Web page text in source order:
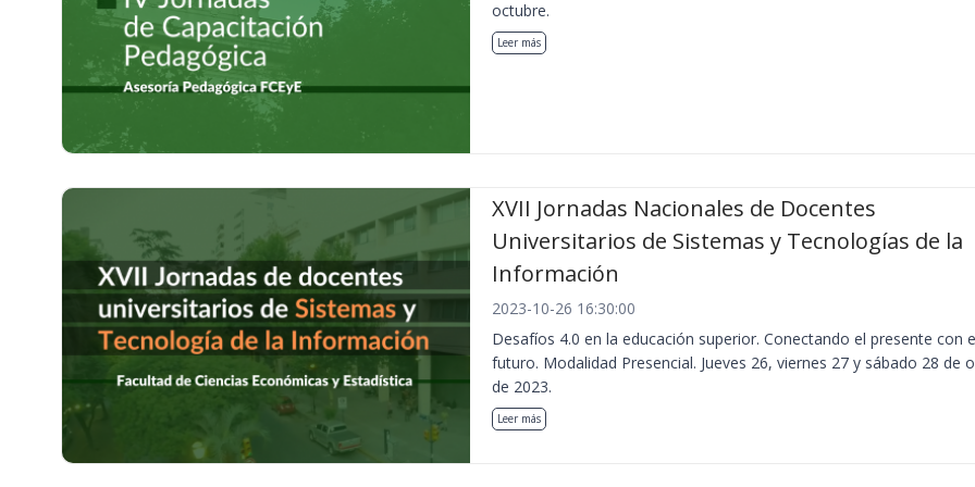
octubre.
Leer más
XVII Jornadas Nacionales de Docentes
Universitarios de Sistemas y Tecnologías de la
Información
2023-10-26 16:30:00
Desafíos 4.0 en la educación superior. Conectando el presente con
futuro. Modalidad Presencial. Jueves 26, viernes 27 y sábado 28 de
de 2023.
Leer más